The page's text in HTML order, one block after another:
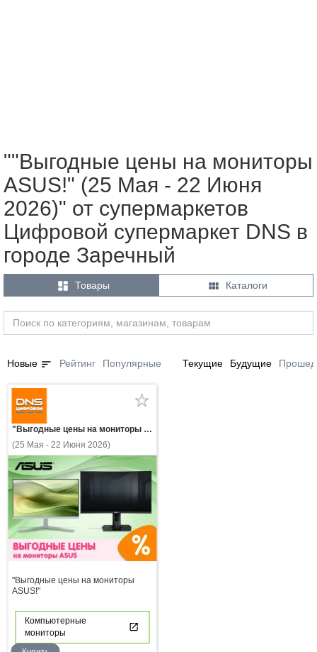
""Выгодные цены на мониторы
ASUS!" (25 Мая - 22 Июня
2026)" от супермаркетов
Цифровой супермаркет DNS в
городе Заречный
 Товары  Каталоги
Новые sort Рейтинг Популярные Текущие Будущие
"Выгодные цены на мониторы ASUS!"
(25 Мая - 22 Июня 2026)
"Выгодные цены на мониторы
ASUS!"
Компьютерные
мониторы